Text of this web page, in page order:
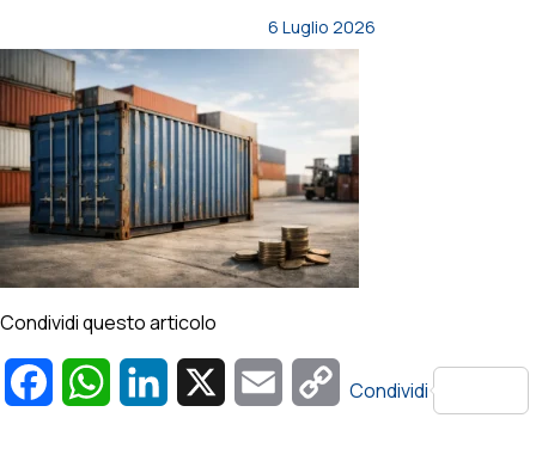
6 Luglio 2026
Condividi questo articolo
FacebookWhatsAppLinkedIn Email
Copy
Condividi